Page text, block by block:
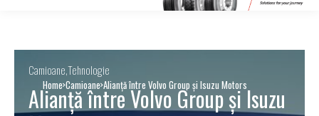
Home Camioane Alianță între Volvo Group și Isuzu Motors
CamioaneTehnologie
Alianță între Volvo Group și Isuzu